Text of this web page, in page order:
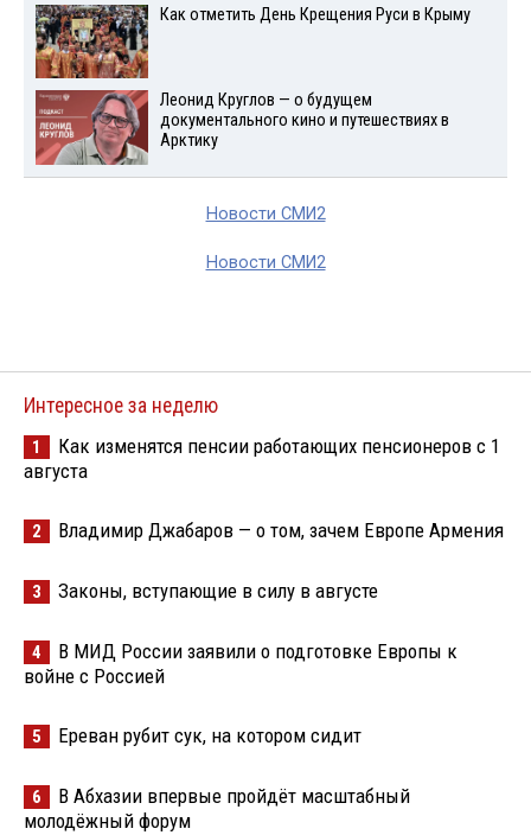
Как отметить День Крещения Руси в Крыму
Леонид Круглов — о будущем
документального кино и путешествиях в
Арктику
Новости СМИ2
Новости СМИ2
Интересное за неделю
1
Как изменятся пенсии работающих пенсионеров с 1
августа
2 Владимир Джабаров — о том, зачем Европе Армения
3 Законы, вступающие в силу в августе
4
В МИД России заявили о подготовке Европы к
войне с Россией
5 Ереван рубит сук, на котором сидит
6
В Абхазии впервые пройдёт масштабный
молодёжный форум